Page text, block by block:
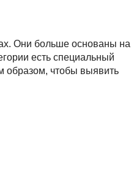
Они больше основаны на
есть специальный
образом, чтобы выявить